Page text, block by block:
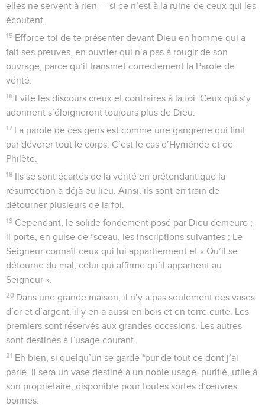
elles ne servent à rien — si ce n’est à la ruine de ceux qui les
écoutent.
15 Efforce-toi de te présenter devant Dieu en homme qui a
fait ses preuves, en ouvrier qui n’a pas à rougir de son
ouvrage, parce qu’il transmet correctement la Parole de
vérité.
16 Evite les discours creux et contraires à la foi. Ceux qui s’y
adonnent s’éloigneront toujours plus de Dieu.
17 La parole de ces gens est comme une gangrène qui finit
par dévorer tout le corps. C’est le cas d’Hyménée et de
Philète.
18 Ils se sont écartés de la vérité en prétendant que la
résurrection a déjà eu lieu. Ainsi, ils sont en train de
détourner plusieurs de la foi.
19 Cependant, le solide fondement posé par Dieu demeure ;
il porte, en guise de *sceau, les inscriptions suivantes : Le
Seigneur connaît ceux qui lui appartiennent et « Qu’il se
détourne du mal, celui qui affirme qu’il appartient au
Seigneur ».
20 Dans une grande maison, il n’y a pas seulement des vases
d’or et d’argent, il y en a aussi en bois et en terre cuite. Les
premiers sont réservés aux grandes occasions. Les autres
sont destinés à l’usage courant.
21 Eh bien, si quelqu’un se garde *pur de tout ce dont j’ai
parlé, il sera un vase destiné à un noble usage, purifié, utile à
son propriétaire, disponible pour toutes sortes d’œuvres
bonnes.